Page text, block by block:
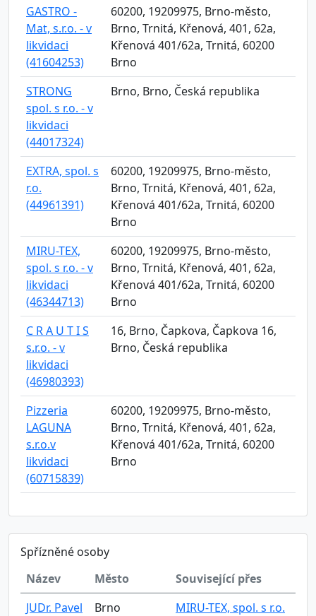
GASTRO -
Mat, s.r.o. - v
likvidaci
(41604253)
60200, 19209975, Brno-město,
Brno, Trnitá, Křenová, 401, 62a,
Křenová 401/62a, Trnitá, 60200
Brno
STRONG
spol. s r.o. - v
likvidaci
(44017324)
Brno, Brno, Česká republika
EXTRA, spol. s
r.o.
(44961391)
60200, 19209975, Brno-město,
Brno, Trnitá, Křenová, 401, 62a,
Křenová 401/62a, Trnitá, 60200
Brno
MIRU-TEX,
spol. s r.o. - v
likvidaci
(46344713)
60200, 19209975, Brno-město,
Brno, Trnitá, Křenová, 401, 62a,
Křenová 401/62a, Trnitá, 60200
Brno
C R A U T I S
s.r.o. - v
likvidaci
(46980393)
16, Brno, Čapkova, Čapkova 16,
Brno, Česká republika
Pizzeria
LAGUNA
s.r.o.v
likvidaci
(60715839)
60200, 19209975, Brno-město,
Brno, Trnitá, Křenová, 401, 62a,
Křenová 401/62a, Trnitá, 60200
Brno
Spřízněné osoby
Název
Město
Související přes
JUDr. Pavel
Brno
MIRU-TEX, spol. s r.o.